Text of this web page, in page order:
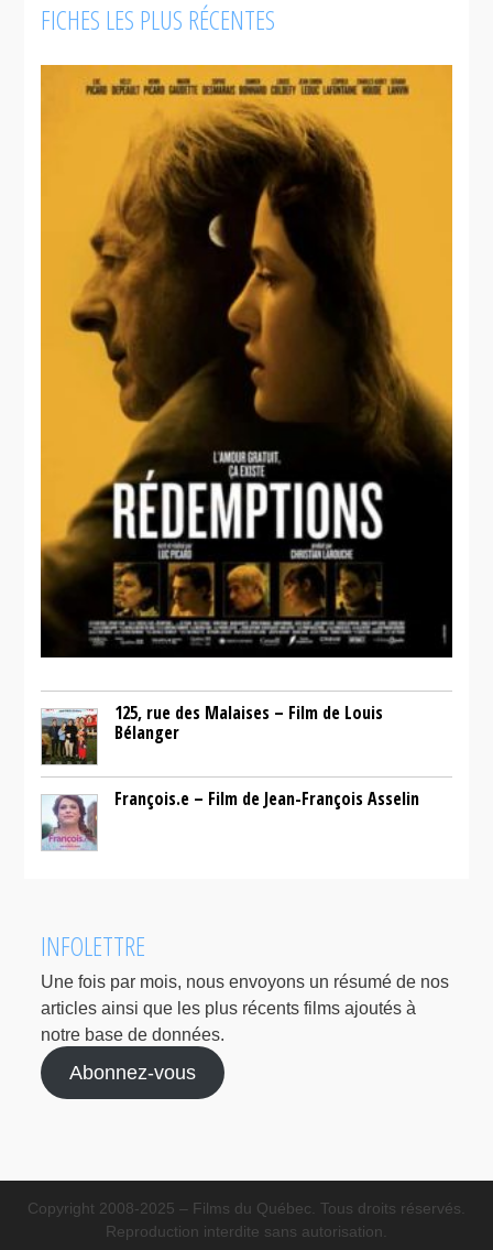
FICHES LES PLUS RÉCENTES
125, rue des Malaises – Film de Louis
Bélanger
François.e – Film de Jean-François Asselin
INFOLETTRE
Une fois par mois, nous envoyons un résumé de nos
articles ainsi que les plus récents films ajoutés à
notre base de données.
Abonnez-vous
Copyright 2008-2025 – Films du Québec. Tous droits réservés.
Reproduction interdite sans autorisation.